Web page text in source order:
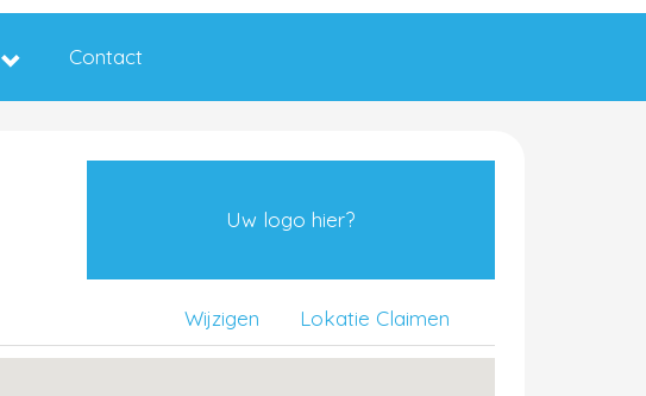
Contact
Uw logo hier?
Lokatie Claimen
Wijzigen